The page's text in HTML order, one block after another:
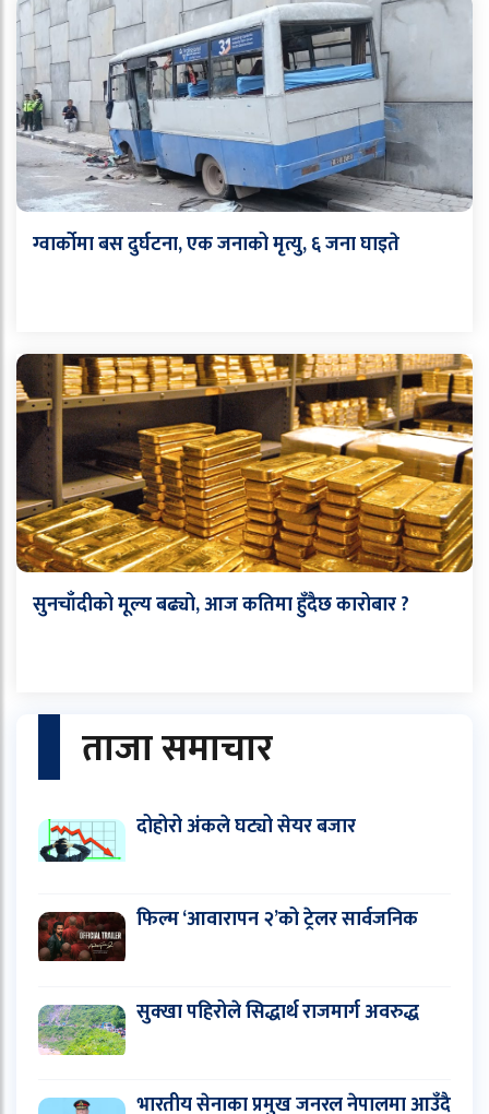
ग्वार्कोमा बस दुर्घटना, एक जनाको मृत्यु, ६ जना घाइते
सुनचाँदीको मूल्य बढ्यो, आज कतिमा हुँदैछ कारोबार ?
ताजा समाचार
दोहोरो अंकले घट्यो सेयर बजार
फिल्म ‘आवारापन २’को ट्रेलर सार्वजनिक
सुक्खा पहिरोले सिद्धार्थ राजमार्ग अवरुद्ध
भारतीय सेनाका प्रमुख जनरल नेपालमा आउँदै